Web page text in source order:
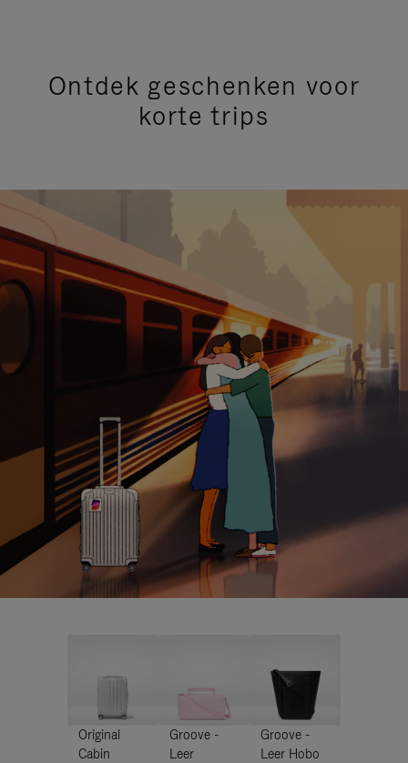
Ontdek geschenken voor
korte trips
Original
Cabin
Groove -
Leer
Groove -
Leer Hobo